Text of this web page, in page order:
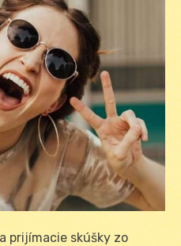
prijímacie skúšky zo